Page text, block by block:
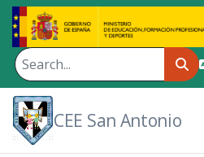
Skip to Main Content
CEE San Antonio